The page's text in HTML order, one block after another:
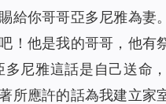
給你哥哥亞多尼雅為妻
！他是我的哥哥，他有
尼雅這話是自己送命
所應許的話為我建立家